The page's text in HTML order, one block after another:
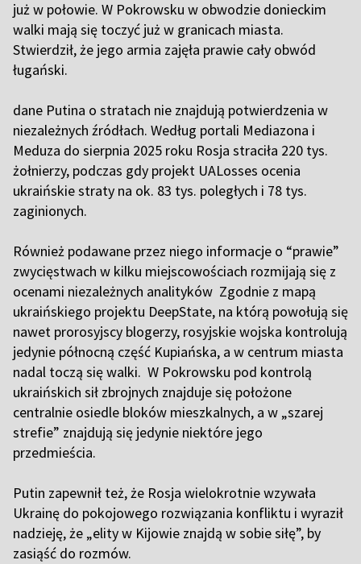
już w połowie. W Pokrowsku w obwodzie donieckim
walki mają się toczyć już w granicach miasta.
Stwierdził, że jego armia zajęła prawie cały obwód
ługański.
dane Putina o stratach nie znajdują potwierdzenia w
niezależnych źródłach. Według portali Mediazona i
Meduza do sierpnia 2025 roku Rosja straciła 220 tys.
żołnierzy, podczas gdy projekt UALosses ocenia
ukraińskie straty na ok. 83 tys. poległych i 78 tys.
zaginionych.
Również podawane przez niego informacje o “prawie”
zwycięstwach w kilku miejscowościach rozmijają się z
ocenami niezależnych analityków Zgodnie z mapą
ukraińskiego projektu DeepState, na którą powołują się
nawet prorosyjscy blogerzy, rosyjskie wojska kontrolują
jedynie północną część Kupiańska, a w centrum miasta
nadal toczą się walki. W Pokrowsku pod kontrolą
ukraińskich sił zbrojnych znajduje się położone
centralnie osiedle bloków mieszkalnych, a w „szarej
strefie” znajdują się jedynie niektóre jego
przedmieścia.
Putin zapewnił też, że Rosja wielokrotnie wzywała
Ukrainę do pokojowego rozwiązania konfliktu i wyraził
nadzieję, że „elity w Kijowie znajdą w sobie siłę”, by
zasiąść do rozmów.